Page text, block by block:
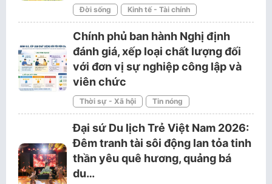
Đời sống Kinh tế - Tài chính
Chính phủ ban hành Nghị định
đánh giá, xếp loại chất lượng đối
với đơn vị sự nghiệp công lập và
viên chức
Thời sự - Xã hội Tin nóng
Đại sứ Du lịch Trẻ Việt Nam 2026:
Đêm tranh tài sôi động lan tỏa tinh
thần yêu quê hương, quảng bá
du…